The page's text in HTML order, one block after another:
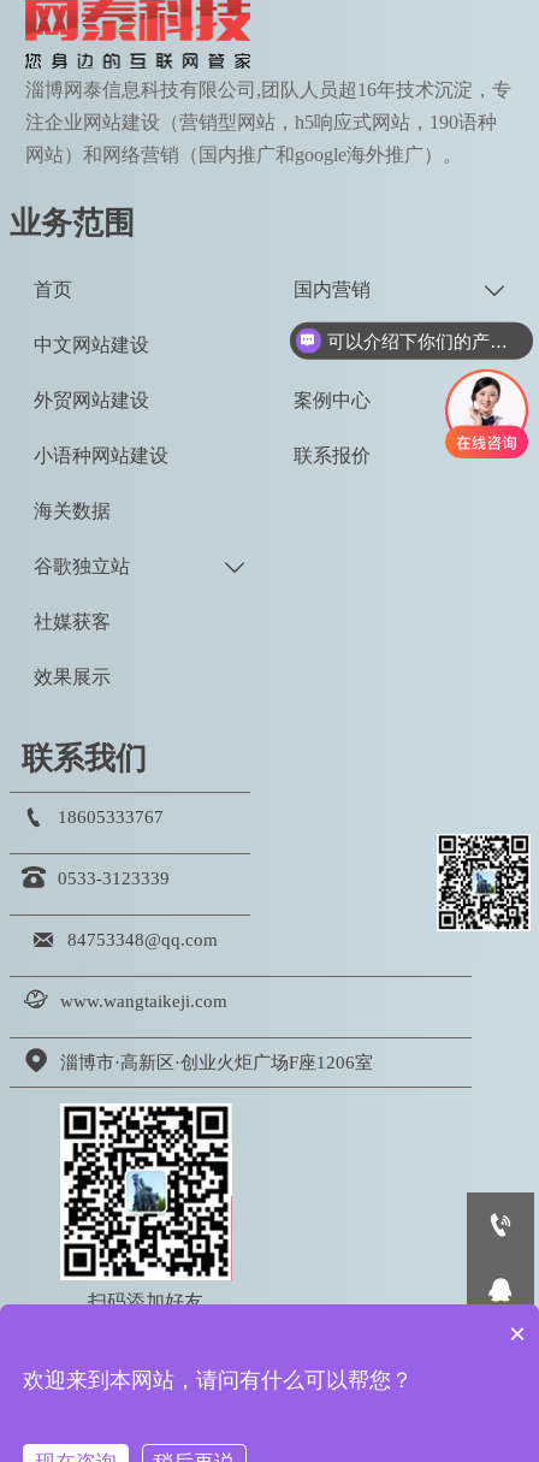
淄博网泰信息科技有限公司,团队人员超16年技术沉淀，专
注企业网站建设（营销型网站，h5响应式网站，190语种
网站）和网络营销（国内推广和google海外推广）。
业务范围
首页
中文网站建设
外贸网站建设
小语种网站建设
海关数据
谷歌独立站 
社媒获客
效果展示
国内营销 
精美设计
案例中心
联系报价
联系我们
 18605333767
 0533-3123339
 84753348@qq.com
 www.wangtaikeji.com
 淄博市·高新区·创业火炬广场F座1206室
扫码添加好友
鲁公网安备 37039002000615号


可以介绍下你们的产品么
×
欢迎来到本网站，请问有什么可以帮您？